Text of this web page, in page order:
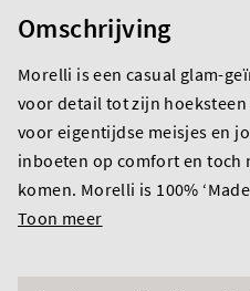
Omschrijving
Morelli is een casual glam-
voor detail tot zijn
voor eigentijdse meisjes en
inboeten op comfort en toch
komen. Morelli is 100%
Toon meer